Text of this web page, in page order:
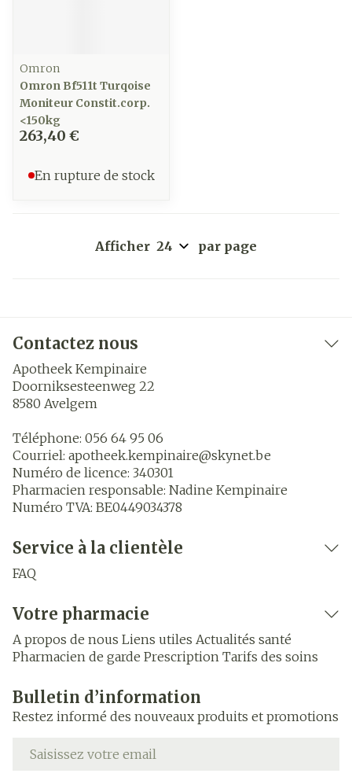
Omron
Omron Bf511t Turqoise
Moniteur Constit.corp.
<150kg
263,40 €
En rupture de stock
Afficher par page
Contactez nous
Apotheek Kempinaire
Doorniksesteenweg 22
8580 Avelgem
Téléphone: 056 64 95 06
Courriel: apotheek.kempinaire@skynet.be
Numéro de licence: 340301
Pharmacien responsable: Nadine Kempinaire
Numéro TVA: BE0449034378
Service à la clientèle
FAQ
Votre pharmacie
A propos de nous Liens utiles Actualités santé
Pharmacien de garde Prescription Tarifs des soins
Bulletin d’information
Restez informé des nouveaux produits et promotions
Adresse mail